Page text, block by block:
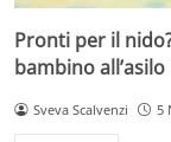
Pronti per il
bambino all’asilo
Sveva Scalvenzi 5